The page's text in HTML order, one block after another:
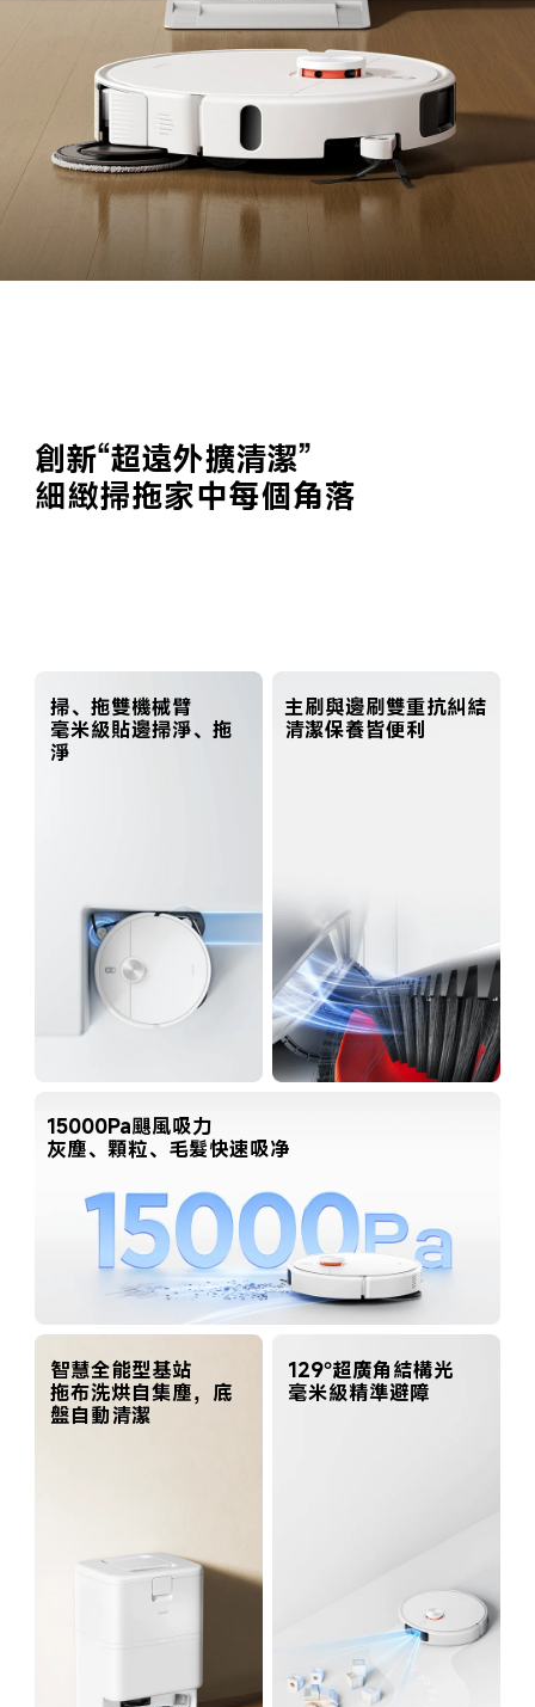
創新“超遠外擴清潔”
細緻掃拖家中每個角落
掃、拖雙機械臂
毫米級貼邊掃淨、拖
淨
主刷與邊刷雙重抗糾結
15000Pa颶風吸力
灰塵、顆粒、毛髮快速吸净
智慧全能型基站
拖布洗烘自集塵，底
盤自動清潔
129°超廣角結構光
毫米級精準避障